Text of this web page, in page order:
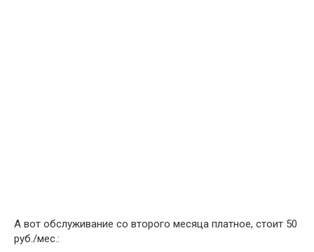
А вот обслуживание со второго месяца платное, стоит 50
руб./мес.: